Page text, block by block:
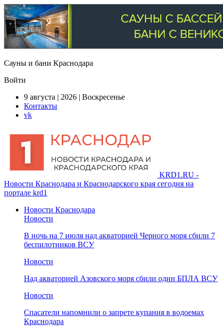
Сауны и бани Краснодара
Войти
9 августа | 2026 | Воскресенье
Контакты
vk
KRD1.RU -
Новости Краснодара и Краснодарского края сегодня на
портале krd1
Новости Краснодара
Новости
В ночь на 7 июля над акваторией Черного моря сбили 7
беспилотников ВСУ
Новости
Над акваторией Азовского моря сбили один БПЛА ВСУ
Новости
Спасатели напомнили о запрете купания в водоемах
Краснодара